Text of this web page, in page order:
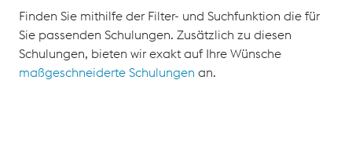
Finden Sie mithilfe der Filter- und Suchfunktion die für
Sie passenden Schulungen. Zusätzlich zu diesen
Schulungen, bieten wir exakt auf Ihre Wünsche
maßgeschneiderte Schulungen an.